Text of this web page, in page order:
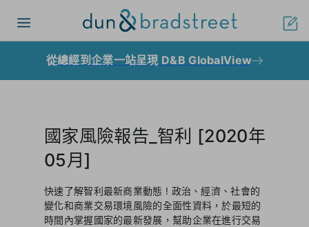
Toggle
從總經到企業一站呈現 D&B GlobalView
國家風險報告_智利 [2020年
05月]
快速了解智利最新商業動態 ! 政治、經濟、社會的
變化和商業交易環境風險的全面性資料，於最短的
時間內掌握國家的最新發展，幫助企業在進行交易